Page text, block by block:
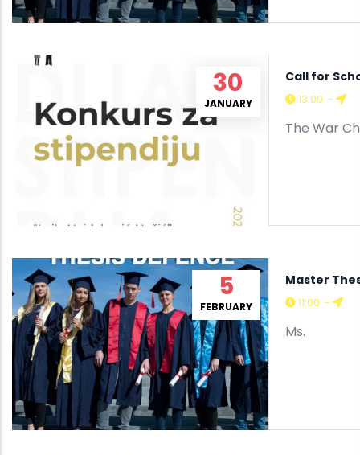
30
JANUARY
Call for
13:00 -
The War
5
FEBRUARY
Master
11:00 -
Ms.